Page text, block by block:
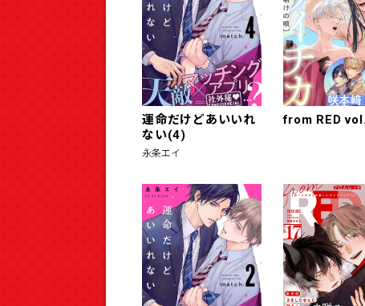
運命だけどあいいれ
ない(4)
永条エイ
from RED